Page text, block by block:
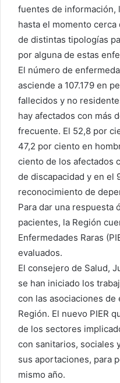
fuentes de información,
hasta el momento
de distintas tipologías
por alguna de estas
El número de
asciende a 107.179 en
fallecidos y no
hay afectados con más
frecuente. El 52,8 por
47,2 por ciento en
ciento de los afectados
de discapacidad y en el
reconocimiento de
Para dar una respuesta
pacientes, la Región
Enfermedades Raras
evaluados.
El consejero de Salud,
se han iniciado los
con las asociaciones
Región. El nuevo PIER
de los sectores
con sanitarios, sociales
sus aportaciones, para
mismo año.